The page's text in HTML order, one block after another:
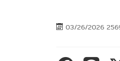
03/26/2026